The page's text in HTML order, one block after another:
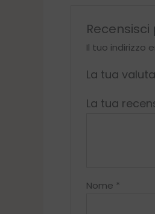
Il tuo indirizzo
La tua
La tua
Nome *